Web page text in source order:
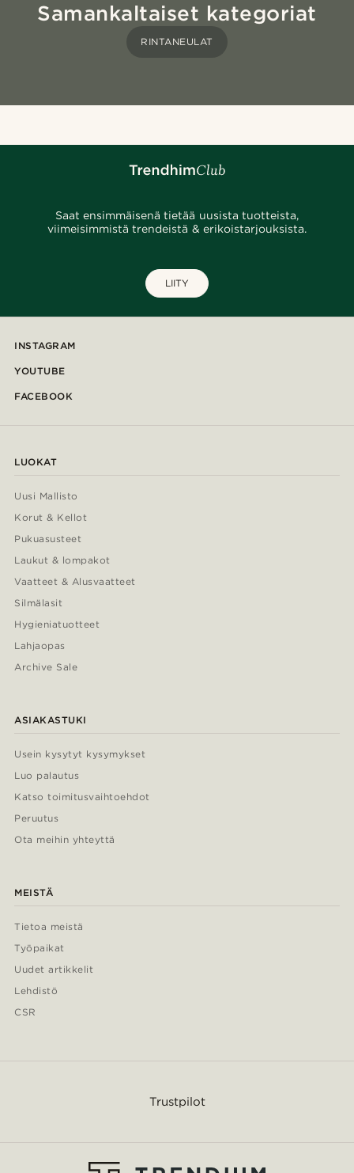
Samankaltaiset kategoriat
RINTANEULAT
Saat ensimmäisenä tietää uusista tuotteista,
viimeisimmistä trendeistä & erikoistarjouksista.
LIITY
INSTAGRAM
YOUTUBE
FACEBOOK
LUOKAT
Uusi Mallisto
Korut & Kellot
Pukuasusteet
Laukut & lompakot
Vaatteet & Alusvaatteet
Silmälasit
Hygieniatuotteet
Lahjaopas
Archive Sale
ASIAKASTUKI
Usein kysytyt kysymykset
Luo palautus
Katso toimitusvaihtoehdot
Peruutus
Ota meihin yhteyttä
MEISTÄ
Tietoa meistä
Työpaikat
Uudet artikkelit
Lehdistö
CSR
Trustpilot